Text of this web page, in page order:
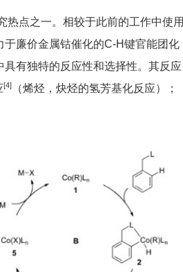
热点之一。相较于此前的工作中使用
廉价金属钴催化的C-H键官能团化
有独特的反应性和选择性。其反应
[4]
（烯烃，炔烃的氢芳基化反应）；